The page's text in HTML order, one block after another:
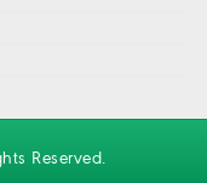
Reserved.